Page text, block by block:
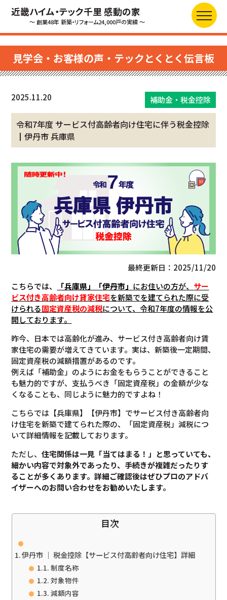
近畿ハイム・テック千里 感動の家
～ 創業48年 新築・リフォーム24,000戸の実績 ～
見学会・お客様の声・テックとくとく伝言板
2025.11.20 補助金・税金控除
令和7年度 サービス付高齢者向け住宅に伴う税金控除
┃伊丹市 兵庫県
最終更新日：2025/11/20
こちらでは、
「兵庫県」「伊丹市 」 にお住いの方が、 サー
ビス付き高齢者向け貸家住宅を新築でを建てられた際に受
けられる固定資産税の減税について、令和7年度の情報を公
開しております。
昨今、日本では高齢化が進み、サービス付き高齢者向け賃
家住宅の需要が増えてきています。実は、新築後一定期間、
固定資産税の減額措置があるのです。
例えば「補助金」のようにお金をもらうことができること
も魅力的ですが、支払うべき「固定資産税」の金額が少な
くなることも、同じように魅力的ですよね！
こちらでは【兵庫県】【伊丹市】でサービス付き高齢者向
け住宅を新築で建てられた際の、「固定資産税」減税につ
いて詳細情報を記載しております。
ただし、住宅関係は一見「当てはまる！」と思っていても、
細かい内容で対象外であったり、手続きが複雑だったりす
ることが多くあります。詳細ご確認後はぜひプロのアドバ
イザーへのお問い合わせをお勧めいたします。
目次
伊丹市 ｜ 税金控除【サービス付高齢者向け住宅】詳細
制度名称
対象物件
減額内容